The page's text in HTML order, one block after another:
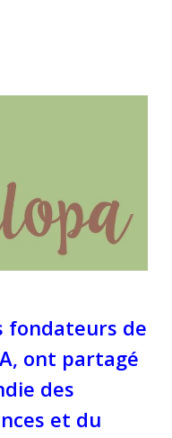
fondateurs de
ont partagé
des
et du